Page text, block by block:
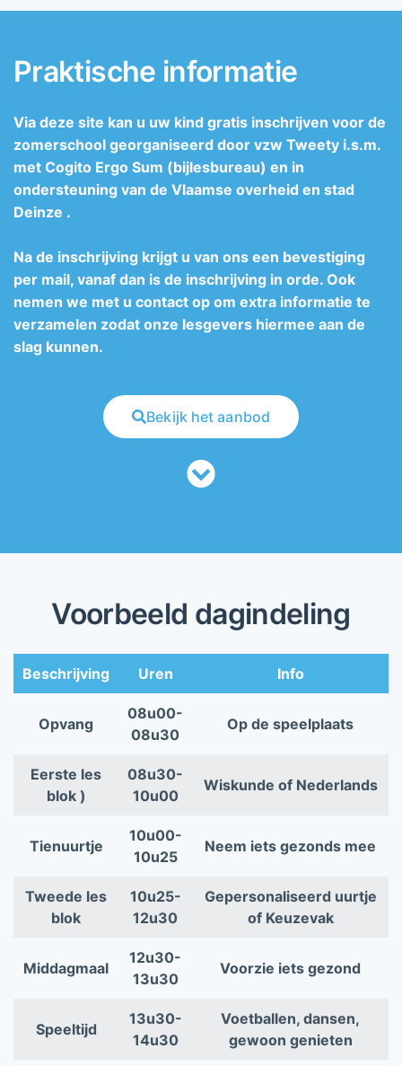
Praktische informatie
Via deze site kan u uw kind gratis inschrijven voor de
zomerschool georganiseerd door vzw Tweety i.s.m.
met Cogito Ergo Sum (bijlesbureau) en in
ondersteuning van de Vlaamse overheid en stad
Deinze .
Na de inschrijving krijgt u van ons een bevestiging
per mail, vanaf dan is de inschrijving in orde. Ook
nemen we met u contact op om extra informatie te
verzamelen zodat onze lesgevers hiermee aan de
slag kunnen.
Bekijk het aanbod
Voorbeeld dagindeling
Beschrijving Uren Info
Opvang
08u00-
08u30
Op de speelplaats
Eerste les
blok )
08u30-
10u00
Wiskunde of Nederlands
Tienuurtje
10u00-
10u25
Neem iets gezonds mee
Tweede les
blok
10u25-
12u30
Gepersonaliseerd uurtje
of Keuzevak
Middagmaal
12u30-
13u30
Voorzie iets gezond
Speeltijd
13u30-
14u30
Voetballen, dansen,
gewoon genieten